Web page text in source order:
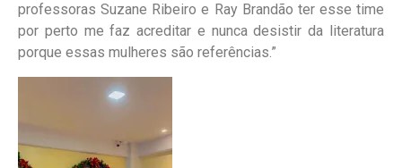
professoras Suzane Ribeiro e Ray Brandão ter esse time
por perto me faz acreditar e nunca desistir da literatura
porque essas mulheres são referências.”